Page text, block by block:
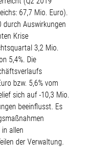
67,7 Mio. Euro).
durch Auswirkungen
Krise
3,2 Mio.
5,4%. Die
bzw. 5,6% vom
sich auf -10,3 Mio.
beeinflusst. Es
allen
der Verwaltung.